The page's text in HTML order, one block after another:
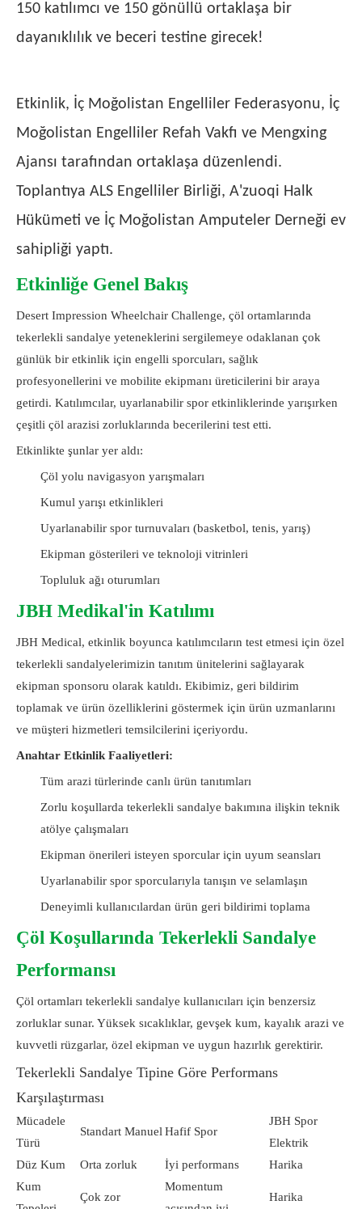
150 katılımcı ve 150 gönüllü ortaklaşa bir
dayanıklılık ve beceri testine girecek!
Etkinlik, İç Moğolistan Engelliler Federasyonu, İç
Moğolistan Engelliler Refah Vakfı ve Mengxing
Ajansı tarafından ortaklaşa düzenlendi.
Toplantıya ALS Engelliler Birliği, A'zuoqi Halk
Hükümeti ve İç Moğolistan Amputeler Derneği ev
sahipliği yaptı.
Etkinliğe Genel Bakış
Desert Impression Wheelchair Challenge, çöl ortamlarında
tekerlekli sandalye yeteneklerini sergilemeye odaklanan çok
günlük bir etkinlik için engelli sporcuları, sağlık
profesyonellerini ve mobilite ekipmanı üreticilerini bir araya
getirdi. Katılımcılar, uyarlanabilir spor etkinliklerinde yarışırken
çeşitli çöl arazisi zorluklarında becerilerini test etti.
Etkinlikte şunlar yer aldı:
Çöl yolu navigasyon yarışmaları
Kumul yarışı etkinlikleri
Uyarlanabilir spor turnuvaları (basketbol, ​​tenis, yarış)
Ekipman gösterileri ve teknoloji vitrinleri
Topluluk ağı oturumları
JBH Medikal'in Katılımı
JBH Medical, etkinlik boyunca katılımcıların test etmesi için özel
tekerlekli sandalyelerimizin tanıtım ünitelerini sağlayarak
ekipman sponsoru olarak katıldı. Ekibimiz, geri bildirim
toplamak ve ürün özelliklerini göstermek için ürün uzmanlarını
ve müşteri hizmetleri temsilcilerini içeriyordu.
Anahtar Etkinlik Faaliyetleri:
Tüm arazi türlerinde canlı ürün tanıtımları
Zorlu koşullarda tekerlekli sandalye bakımına ilişkin teknik
atölye çalışmaları
Ekipman önerileri isteyen sporcular için uyum seansları
Uyarlanabilir spor sporcularıyla tanışın ve selamlaşın
Deneyimli kullanıcılardan ürün geri bildirimi toplama
Çöl Koşullarında Tekerlekli Sandalye
Performansı
Çöl ortamları tekerlekli sandalye kullanıcıları için benzersiz
zorluklar sunar. Yüksek sıcaklıklar, gevşek kum, kayalık arazi ve
kuvvetli rüzgarlar, özel ekipman ve uygun hazırlık gerektirir.
Tekerlekli Sandalye Tipine Göre Performans
Karşılaştırması
Mücadele
Türü
Standart Manuel Hafif Spor
JBH Spor
Elektrik
Düz Kum
Orta zorluk İyi performans
Harika
Kum
Çok zor
Momentum
Harika